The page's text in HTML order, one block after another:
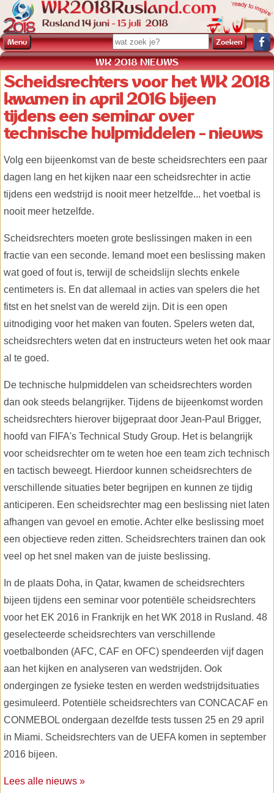
WK 2018 NIEUWS
Scheidsrechters voor het WK 2018
kwamen in april 2016 bijeen
tijdens een seminar over
technische hulpmiddelen - nieuws
Volg een bijeenkomst van de beste scheidsrechters een paar
dagen lang en het kijken naar een scheidsrechter in actie
tijdens een wedstrijd is nooit meer hetzelfde... het voetbal is
nooit meer hetzelfde.
Scheidsrechters moeten grote beslissingen maken in een
fractie van een seconde. Iemand moet een beslissing maken
wat goed of fout is, terwijl de scheidslijn slechts enkele
centimeters is. En dat allemaal in acties van spelers die het
fitst en het snelst van de wereld zijn. Dit is een open
uitnodiging voor het maken van fouten. Spelers weten dat,
scheidsrechters weten dat en instructeurs weten het ook maar
al te goed.
De technische hulpmiddelen van scheidsrechters worden
dan ook steeds belangrijker. Tijdens de bijeenkomst worden
scheidsrechters hierover bijgepraat door Jean-Paul Brigger,
hoofd van FIFA's Technical Study Group. Het is belangrijk
voor scheidsrechter om te weten hoe een team zich technisch
en tactisch beweegt. Hierdoor kunnen scheidsrechters de
verschillende situaties beter begrijpen en kunnen ze tijdig
anticiperen. Een scheidsrechter mag een beslissing niet laten
afhangen van gevoel en emotie. Achter elke beslissing moet
een objectieve reden zitten. Scheidsrechters trainen dan ook
veel op het snel maken van de juiste beslissing.
In de plaats Doha, in Qatar, kwamen de scheidsrechters
bijeen tijdens een seminar voor potentiële scheidsrechters
voor het EK 2016 in Frankrijk en het WK 2018 in Rusland. 48
geselecteerde scheidsrechters van verschillende
voetbalbonden (AFC, CAF en OFC) spendeerden vijf dagen
aan het kijken en analyseren van wedstrijden. Ook
ondergingen ze fysieke testen en werden wedstrijdsituaties
gesimuleerd. Potentiële scheidsrechters van CONCACAF en
CONMEBOL ondergaan dezelfde tests tussen 25 en 29 april
in Miami. Scheidsrechters van de UEFA komen in september
2016 bijeen.
Lees alle nieuws »
Menu